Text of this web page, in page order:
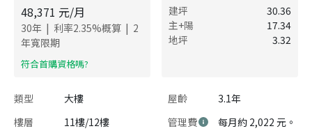
48,371 元/月
30年 | 利率2.35%概算 | 2
年寬限期
​符合首購資格嗎?
建坪
30.36
主+陽
17.34
地坪
3.32
類型 大樓 屋齡
3.1年
樓層
11樓/12樓 管理費
每月約 2,022 元。